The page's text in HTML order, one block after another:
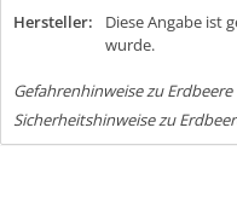
Hersteller:
Diese Angabe ist
wurde.
Gefahrenhinweise zu Erdbeere
Sicherheitshinweise zu